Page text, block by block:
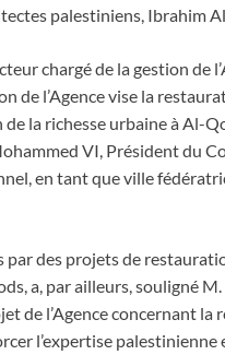
palestiniens, Ibrahim
chargé de la gestion de
de l’Agence vise la
la richesse urbaine à Al-
VI, Président du
en tant que ville
par des projets de
a, par ailleurs, souligné
de l’Agence concernant
l’expertise palestinienne